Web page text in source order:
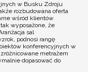
w Busku Zdroju
rozbudowana oferta
wśród klientów
wyposażone, że
sal
podnosi rangę
konferencyjnych w
metrażem
dopasować do